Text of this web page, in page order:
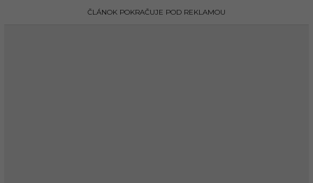
ČLÁNOK POKRAČUJE POD REKLAMOU